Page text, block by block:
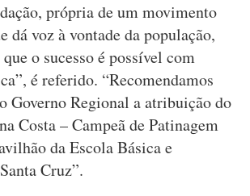
própria de um movimento
dá voz à vontade da população,
o sucesso é possível com
é referido. “Recomendamos
Governo Regional a atribuição do
Costa – Campeã de Patinagem
da Escola Básica e
Cruz”.